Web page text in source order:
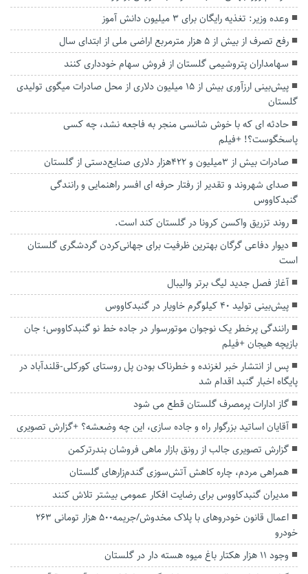
وعده وزیر: تغذیه رایگان برای ۳ میلیون دانش آموز
رفع تصرف از بیش از ۵ هزار مترمربع اراضی ملی از ابتدای سال
سهامداران پتروشیمی گلستان از فروش سهام خودداری کنند
پیش‌بینی ارزآوری بیش از ۱۵ میلیون دلاری از محل صادرات میگوی تولیدی
گلستان
حادثه ای که با خوش شانسی منجر به فاجعه نشد، چه کسی
پاسخگوست؟! +فیلم
صادرات بیش از ۳میلیون و ۴۲۲هزار دلاری صنایع‌دستی از گلستان
صدای شهروند و تقدیر از رفتار حرفه ای افسر راهنمایی و رانندگی
گنبدکاووس
روند تزریق واکسن کرونا در گلستان کند است.
دیوار دفاعی گرگان بهترین ظرفیت برای جهانی‌کردن گردشگری گلستان
است
آغاز فصل جدید لیگ برتر والیبال
پیش‌بینی تولید ۴۰ کیلوگرم خاویار در گنبدکاووس
رانندگی پرخطر یک نوجوان موتورسوار در جاده خط نو گنبدکاووس؛ جان
بازیچه هیجان +فیلم
پس از انتشار خبر لغزنده و خطرناک بودن پل روستای کورکلی-قلندآباد در
پایگاه اخبار گنبد اقدام شد
گاز ادارات پرمصرف گلستان قطع می شود
آقایان اساتید بزرگوار راه و جاده سازی، این چه وضعشه؟ +گزارش تصویری
گزارش تصویری جالب از رونق بازار ماهی فروشان بندرترکمن
همراهی مردم، چاره کاهش آتش‌سوزی گندم‌زارهای گلستان
مدیران گنبدکاووس برای رضایت افکار عمومی بیشتر تلاش کنند
اعمال قانون خودروهای با پلاک مخدوش/جریمه۵۰۰ هزار تومانی ۲۶۳
خودرو
وجود ۱۱ هزار هکتار باغ میوه هسته دار در گلستان